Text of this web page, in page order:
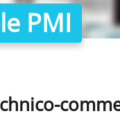
PMI